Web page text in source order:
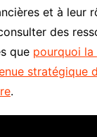
et à leur
des
que pourquoi
stratégique
.